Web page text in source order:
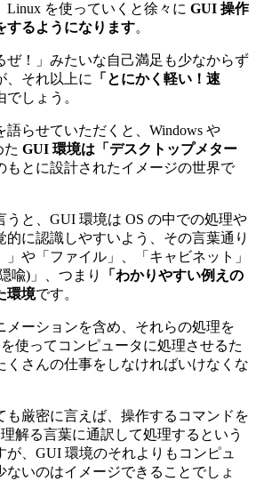
Linux を使っていくと徐々に GUI 操作
するようになります。
ぜ！」みたいな自己満足も少なからず
、それ以上に 「とにかく軽い！速
しょう。
語らせていただくと、Windows や
た GUI 環境は「デスクトップメター
もとに設計されたイメージの世界で
うと、GUI 環境は OS の中での処理や
的に認識しやすいよう、その言葉通り
」や「ファイル」、「キャビネット」
喩)」、つまり
「わかりやすい例えの
環境です。
メーションを含め、それらの処理を
使ってコンピュータに処理させるた
くさんの仕事をしなければいけなくな
も厳密に言えば、操作するコマンドを
解る言葉に通訳して処理するという
が、GUI 環境のそれよりもコンピュ
ないのはイメージできることでしょ